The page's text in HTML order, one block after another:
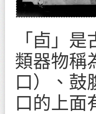
「卣」
類器物稱
口）、鼓
口的上面